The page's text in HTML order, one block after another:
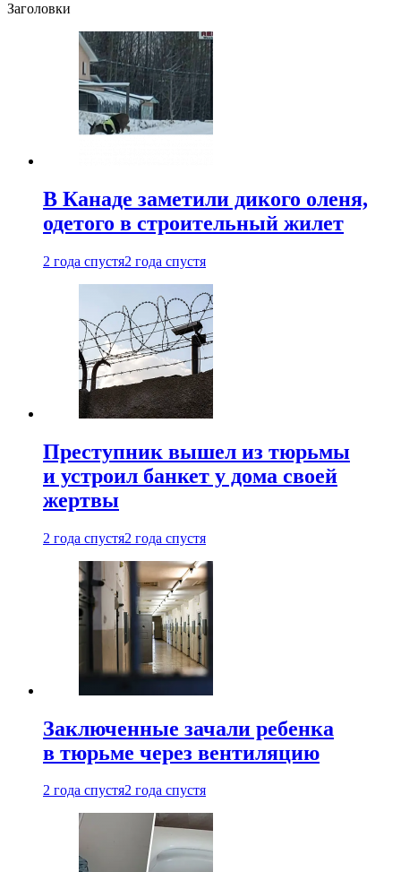
Заголовки
В Канаде заметили дикого оленя,
одетого в строительный жилет
2 года спустя2 года спустя
Преступник вышел из тюрьмы
и устроил банкет у дома своей
жертвы
2 года спустя2 года спустя
Заключенные зачали ребенка
в тюрьме через вентиляцию
2 года спустя2 года спустя